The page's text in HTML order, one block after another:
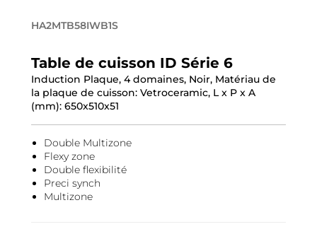
HA2MTB58IWB1S
Table de cuisson ID Série 6
Induction Plaque, 4 domaines, Noir, Matériau de
la plaque de cuisson: Vetroceramic, L x P x A
(mm): 650x510x51
Double Multizone
Flexy zone
Double flexibilité
Preci synch
Multizone